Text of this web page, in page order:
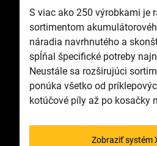
S viac ako 250 výrobkami je
sortimentom
náradia navrhnutého a
spĺňal špecifické potreby
Neustále sa rozširujúci
ponúka všetko od
kotúčové píly až po kosačky
Zobraziť systém